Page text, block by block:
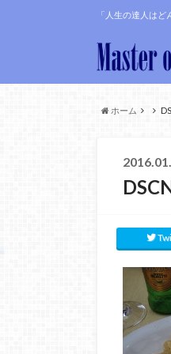
「人生の達人は
ホーム